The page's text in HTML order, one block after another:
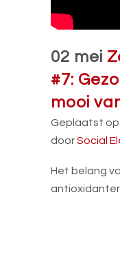
02 mei
#7:
mooi
Geplaatst op
doorSocial
Het belang